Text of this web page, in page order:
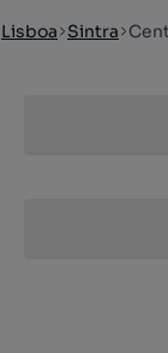
Lisboa Sintra